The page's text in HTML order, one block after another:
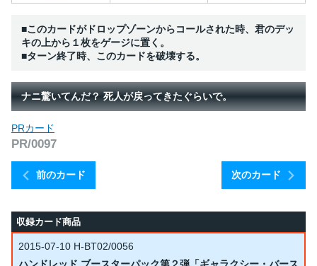
■このカードがドロップゾーンからコールされた時、君のデッ
キの上から１枚をゲージに置く。
■ターン終了時、このカードを破壊する。
ナニ驚いてんだ？ 死人が戻ってきたぐらいで。
前のカード
PRカード
PR/0097
次のカード
収録カード商品
2015-07-10 H-BT02/0056
ハンドレッド ブースターパック第２弾「ギャラクシー・バース